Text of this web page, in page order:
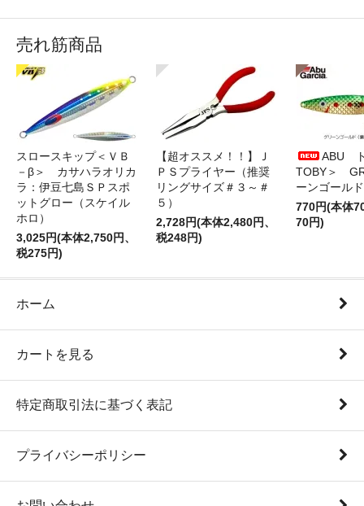
売れ筋商品
スロースキップ＜ＶＢ
－β＞ カサハラオリカ
ラ：伊豆七島ＳＰスポ
ットグロー（スケイル
ホロ）
3,025円(本体2,750円、
税275円)
【超オススメ！！】Ｊ
ＰＳプライヤー（推奨
リングサイズ＃３～＃
５）
2,728円(本体2,480円、
税248円)
ABU
TOBY＞
ーンゴールド
770円(本体
70円)
ホーム
カートを見る
特定商取引法に基づく表記
プライバシーポリシー